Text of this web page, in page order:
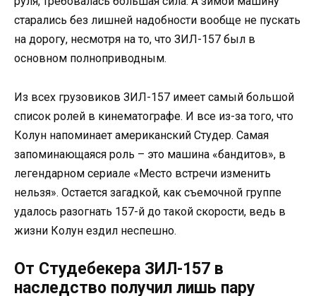
старались без лишней надобности вообще не пускать
на дорогу, несмотря на то, что ЗИЛ-157 был в
основном полноприводным.
Из всех грузовиков ЗИЛ-157 имеет самый большой
список ролей в кинематографе. И все из-за того, что
Колун напоминает американский Студер. Самая
запоминающаяся роль – это машина «бандитов», в
легендарном сериале «Место встречи изменить
нельзя». Остается загадкой, как съемочной группе
удалось разогнать 157-й до такой скорости, ведь в
жизни Колун ездил неспешно.
От Студебекера ЗИЛ-157 в
наследство получил лишь пару